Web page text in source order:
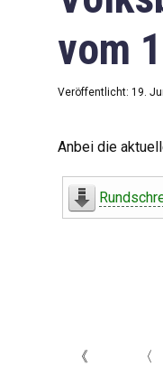
vom
Veröffentlicht: 19.
Anbei die
《 〈